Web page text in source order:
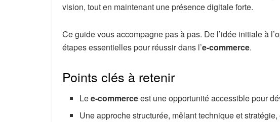
vision, tout en maintenant une présence digitale forte.
Ce guide vous accompagne pas à pas. De l’idée initiale à
étapes essentielles pour réussir dans l’e-commerce.
Points clés à retenir
Lee-commerceest une opportunité accessible pour
Une approche structurée, mêlant technique et